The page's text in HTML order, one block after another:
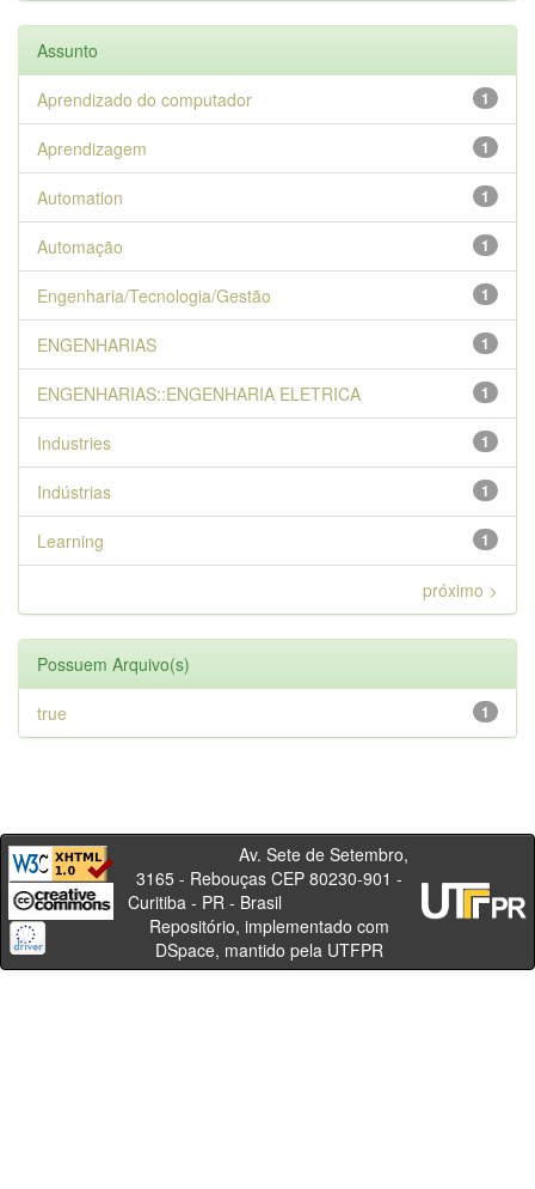
Assunto
1
Aprendizado do computador
1
Aprendizagem
1
Automation
1
Automação
1
Engenharia/Tecnologia/Gestão
1
ENGENHARIAS
1
ENGENHARIAS::ENGENHARIA ELETRICA
1
Industries
1
Indústrias
1
Learning
próximo >
Possuem Arquivo(s)
1
true
Av. Sete de Setembro,
3165 - Rebouças CEP 80230-901 -
Curitiba - PR - Brasil
Repositório, implementado com
DSpace, mantido pela UTFPR